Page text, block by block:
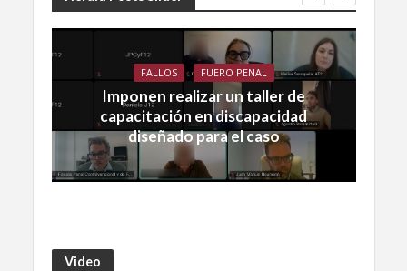
FALLOS FUERO PENAL
Imponen realizar un taller de
capacitación en discapacidad
diseñado para el caso
Video